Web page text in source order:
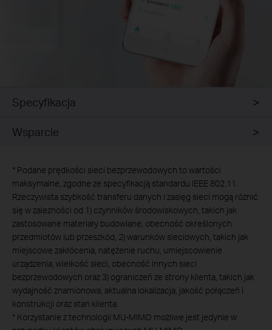
Specyfikacja
Wsparcie
* Podane prędkości sieci bezprzewodowych to wartości
maksymalne, zgodne ze specyfikacją standardu IEEE 802.11.
Rzeczywista szybkość transferu danych i zasięg sieci mogą różnić
się w zależności od 1) czynników środowiskowych, takich jak
zastosowane materiały budowlane, obecność określonych
przedmiotów lub przeszkód, 2) warunków sieciowych, takich jak
miejscowe zakłócenia, natężenie ruchu, umiejscowienie
urządzenia, wielkość sieci, obecność innych sieci
bezprzewodowych oraz 3) ograniczeń ze strony klienta, takich jak
wydajność znamionowa, aktualna lokalizacja, jakość połączeń i
konstrukcji oraz stan klienta.
* Korzystanie z technologii MU-MIMO możliwe jest jedynie w